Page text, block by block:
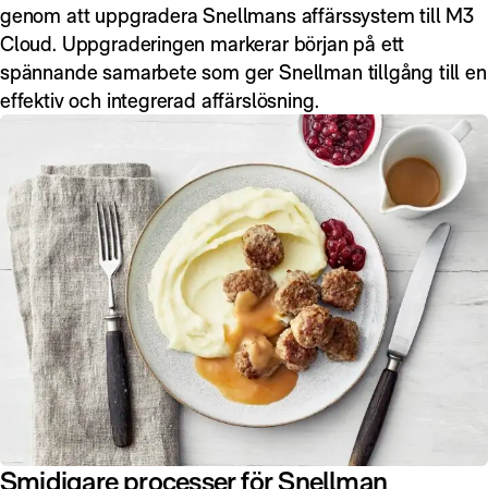
genom att uppgradera Snellmans affärssystem till M3
Cloud. Uppgraderingen markerar början på ett
spännande samarbete som ger Snellman tillgång till en
effektiv och integrerad affärslösning.
Smidigare processer för Snellman